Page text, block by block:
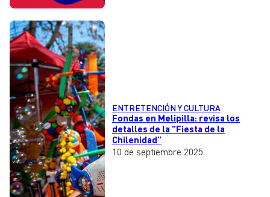
ENTRETENCIÓN Y CULTURA
Fondas en Melipilla: revisa los
detalles de la "Fiesta de la
Chilenidad"
10 de septiembre 2025